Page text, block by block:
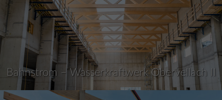
Bahnstrom – Wasserkraftwerk Obervellach II